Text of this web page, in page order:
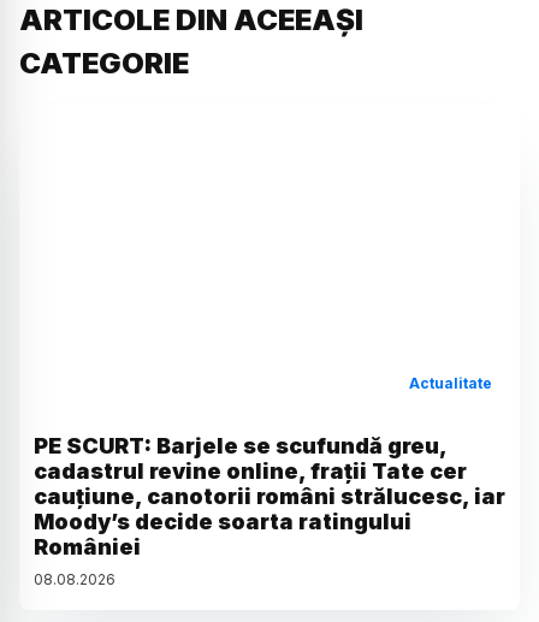
ARTICOLE DIN ACEEAȘI
CATEGORIE
Actualitate
PE SCURT: Barjele se scufundă greu,
cadastrul revine online, frații Tate cer
cauțiune, canotorii români strălucesc, iar
Moody’s decide soarta ratingului
României
08.08.2026